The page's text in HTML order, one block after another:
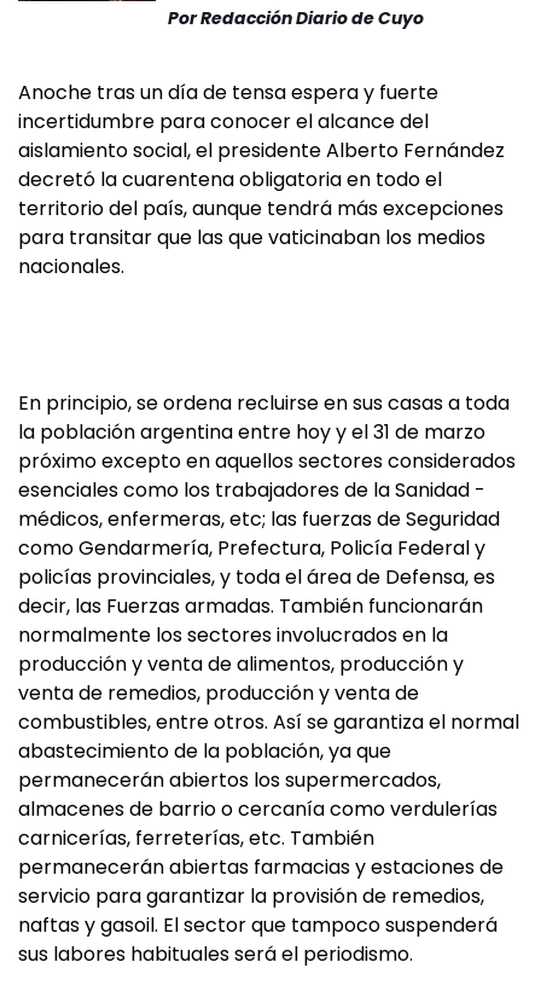
PorRedacción Diario de Cuyo
Anoche tras un día de tensa espera y fuerte
incertidumbre para conocer el alcance del
aislamiento social, el presidente Alberto Fernández
decretó la cuarentena obligatoria en todo el
territorio del país, aunque tendrá más excepciones
para transitar que las que vaticinaban los medios
nacionales.
En principio, se ordena recluirse en sus casas a toda
la población argentina entre hoy y el 31 de marzo
próximo excepto en aquellos sectores considerados
esenciales como los trabajadores de la Sanidad -
médicos, enfermeras, etc; las fuerzas de Seguridad
como Gendarmería, Prefectura, Policía Federal y
policías provinciales, y toda el área de Defensa, es
decir, las Fuerzas armadas. También funcionarán
normalmente los sectores involucrados en la
producción y venta de alimentos, producción y
venta de remedios, producción y venta de
combustibles, entre otros. Así se garantiza el normal
abastecimiento de la población, ya que
permanecerán abiertos los supermercados,
almacenes de barrio o cercanía como verdulerías
carnicerías, ferreterías, etc. También
permanecerán abiertas farmacias y estaciones de
servicio para garantizar la provisión de remedios,
naftas y gasoil. El sector que tampoco suspenderá
sus labores habituales será el periodismo.